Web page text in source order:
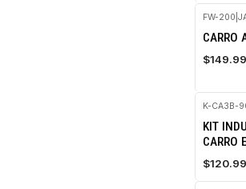
-37%
OFF
FW-200
CARRO
-30%
OFF
K-CA3B-
KIT
CARRO